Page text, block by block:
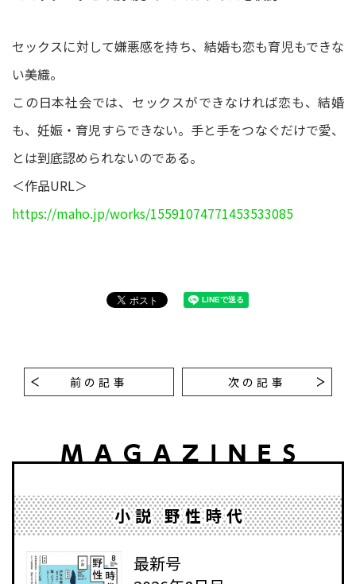
セックスに対して嫌悪感を持ち、結婚も恋も育児もできな
い美織。
この日本社会では、セックスができなければ恋も、結婚
も、妊娠・育児すらできない。手と手をつなぐだけで愛、
とは到底認められないのである。
＜作品URL＞
https://maho.jp/works/15591074771453533085
前の記事 次の記事
小説 野性時代
最新号